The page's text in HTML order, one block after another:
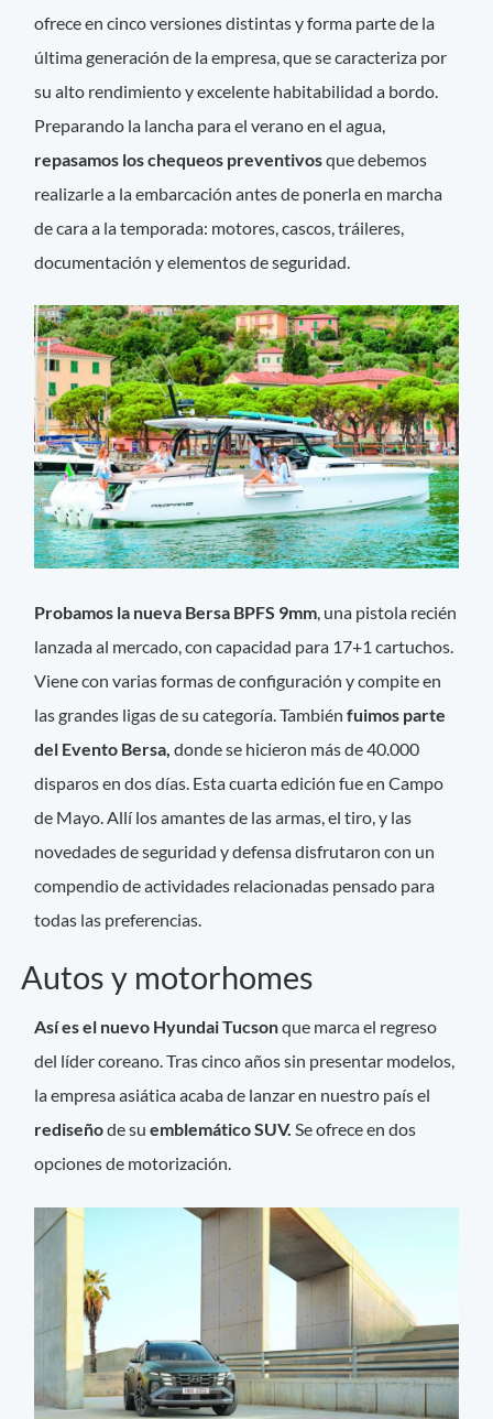
ofrece en cinco versiones distintas y forma parte de la
última generación de la empresa, que se caracteriza por
su alto rendimiento y excelente habitabilidad a bordo.
Preparando la lancha para el verano en el agua,
repasamos los chequeos preventivosque debemos
realizarle a la embarcación antes de ponerla en marcha
de cara a la temporada: motores, cascos, tráileres,
documentación y elementos de seguridad.
Probamos la nueva Bersa BPFS 9mm, una pistola recién
lanzada al mercado, con capacidad para 17+1 cartuchos.
Viene con varias formas de configuración y compite en
las grandes ligas de su categoría. Tambiénfuimos parte
del Evento Bersa, donde se hicieron más de 40.000
disparos en dos días. Esta cuarta edición fue en Campo
de Mayo. Allí los amantes de las armas, el tiro, y las
novedades de seguridad y defensa disfrutaron con un
compendio de actividades relacionadas pensado para
todas las preferencias.
Autos y motorhomes
Así es el nuevo Hyundai Tucsonque marca el regreso
del líder coreano. Tras cinco años sin presentar modelos,
la empresa asiática acaba de lanzar en nuestro país el
rediseñode suemblemático SUV.Se ofrece en dos
opciones de motorización.